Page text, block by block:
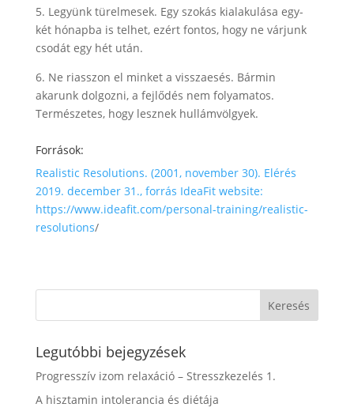
5. Legyünk türelmesek. Egy szokás kialakulása egy-
két hónapba is telhet, ezért fontos, hogy ne várjunk
csodát egy hét után.
6. Ne riasszon el minket a visszaesés. Bármin
akarunk dolgozni, a fejlődés nem folyamatos.
Természetes, hogy lesznek hullámvölgyek.
Források:
Realistic Resolutions. (2001, november 30). Elérés
2019. december 31., forrás IdeaFit website:
https://www.ideafit.com/personal-training/realistic-
resolutions/
Legutóbbi bejegyzések
Progresszív izom relaxáció – Stresszkezelés 1.
A hisztamin intolerancia és diétája